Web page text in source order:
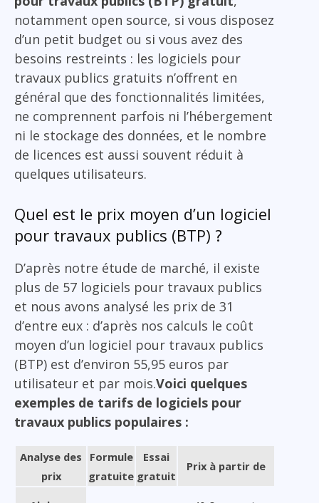
notamment open source, si vous disposez
d’un petit budget ou si vous avez des
besoins restreints : les logiciels pour
travaux publics gratuits n’offrent en
général que des fonctionnalités limitées,
ne comprennent parfois ni l’hébergement
ni le stockage des données, et le nombre
de licences est aussi souvent réduit à
quelques utilisateurs.
Quel est le prix moyen d’un logiciel
pour travaux publics (BTP) ?
D’après notre étude de marché, il existe
plus de 57 logiciels pour travaux publics
et nous avons analysé les prix de 31
d’entre eux : d’après nos calculs le coût
moyen d’un logiciel pour travaux publics
(BTP) est d’environ 55,95 euros par
utilisateur et par mois.Voici quelques
exemples de tarifs de logiciels pour
travaux publics populaires :
Analyse des
prix
Formule
gratuite
Essai
gratuit
Prix à partir de